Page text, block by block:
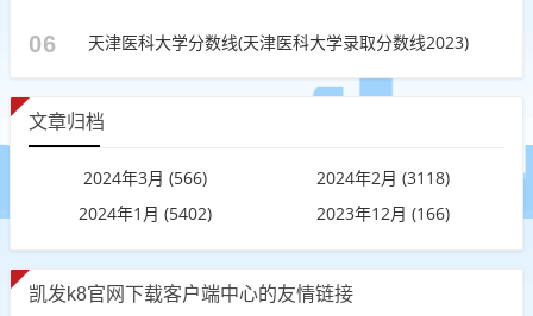
06 天津医科大学分数线(天津医科大学录取分数线2023)
文章归档
2024年3月 (566)
2024年2月 (3118)
2024年1月 (5402)
2023年12月 (166)
凯发k8官网下载客户端中心的友情链接